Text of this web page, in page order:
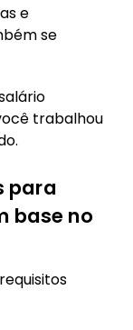
e
se
trabalhou
para
base no